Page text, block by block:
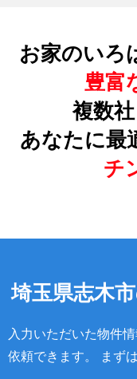
お家のいろ
豊富
複数
あなたに最
チ
埼玉県志木
入力いただいた物件
依頼できます。 まず